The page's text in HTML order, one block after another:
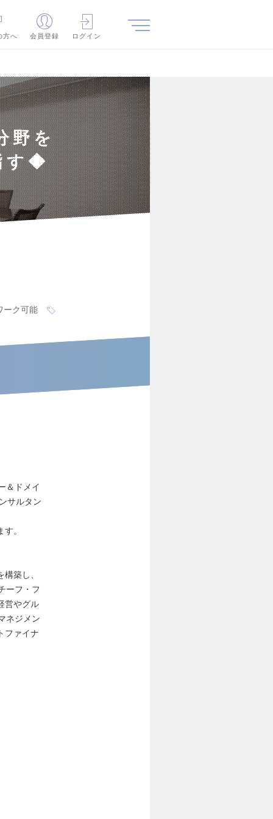
方へ 会員登録 ログイン
野を
す◆
ーク可能
＆ドメイ
サルタン
。
築し、
ーフ・フ
営やグル
ネジメン
ファイナ